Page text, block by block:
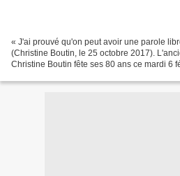
« J'ai prouvé qu'on peut avoir une parole
(Christine Boutin, le 25 octobre 2017).
Christine Boutin fête ses 80 ans ce mardi 6